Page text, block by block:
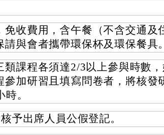
免收費用，含午餐（不含交通及
與會者攜帶環保杯及環保餐具。
類課程各須達2/3以上參與時數
參加研習且填寫問卷者，將核發
。
予出席人員公假登記。